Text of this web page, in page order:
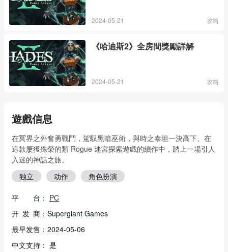
2024-05-21 攻略
《哈迪斯2》全房間獎勵詳解
2024-05-21 攻略
遊戲信息
在冥界之外奮勇戰鬥，駕馭黑暗巫術，與時之泰坦一決高下。在
這款屢獲殊榮的類 Rogue 迷宮探索遊戲的續作中，踏上一場引人
入迷的神話之旅。
独立
动作 角色扮演
平 台： PC
开 发 商：Supergiant Games
最早发售：2024-05-06
中文支持： 是